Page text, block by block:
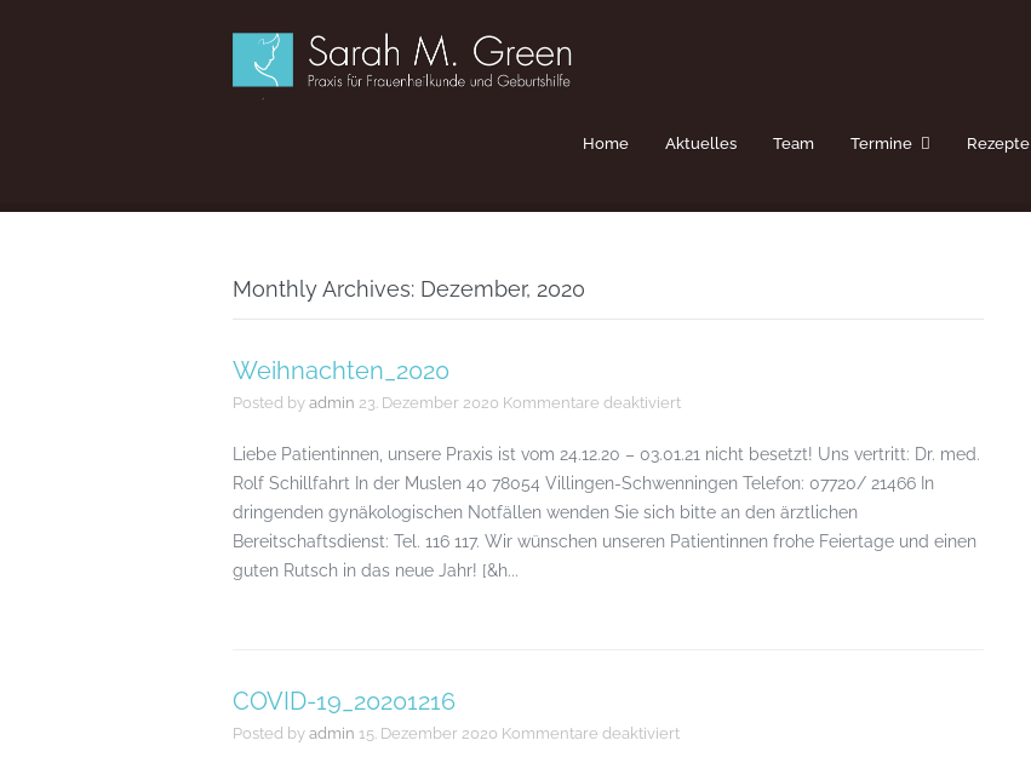
Home Aktuelles Team Termine Rezepte
Monthly Archives: Dezember, 2020
Weihnachten_2020
Posted by admin 23. Dezember 2020 Kommentare deaktiviertfür
Liebe Patientinnen, unsere Praxis ist vom 24.12.20 – 03.01.21 nicht besetzt! Uns vertritt: Dr. med.
Rolf Schillfahrt In der Muslen 40 78054 Villingen-Schwenningen Telefon: 07720/ 21466 In
dringenden gynäkologischen Notfällen wenden Sie sich bitte an den ärztlichen
Bereitschaftsdienst: Tel. 116 117. Wir wünschen unseren Patientinnen frohe Feiertage und einen
guten Rutsch in das neue Jahr! [&h...
COVID-19_20201216
Posted by admin 15. Dezember 2020 Kommentare deaktiviertfür